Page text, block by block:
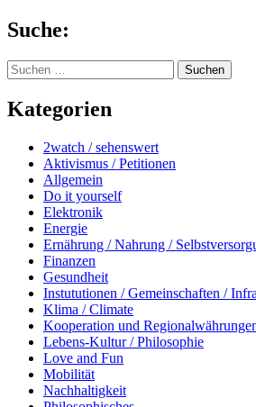
Springe
zum
Inhalt
Suche:
Suchen
nach:
Kategorien
2watch / sehenswert
Aktivismus / Petitionen
Allgemein
Do it yourself
Elektronik
Energie
Ernährung / Nahrung /
Finanzen
Gesundheit
Instututionen / Gemeinschaften /
Klima / Climate
Kooperation und
Lebens-Kultur / Philosophie
Love and Fun
Mobilität
Nachhaltigkeit